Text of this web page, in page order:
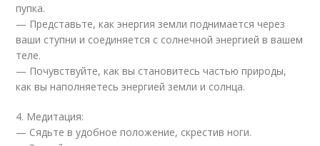
пупка.
— Представьте, как энергия земли поднимается через
ваши ступни и соединяется с солнечной энергией в вашем
теле.
— Почувствуйте, как вы становитесь частью природы,
как вы наполняетесь энергией земли и солнца.
4. Медитация:
— Сядьте в удобное положение, скрестив ноги.